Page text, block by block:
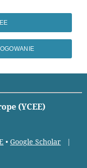
(YCEE)
• Google Scholar |